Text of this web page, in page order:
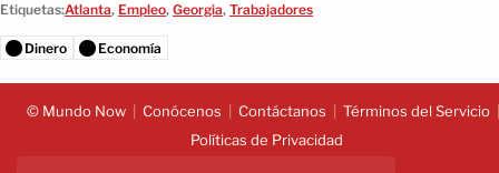
Etiquetas:Atlanta, Empleo, Georgia, Trabajadores
Dinero Economía
© Mundo Now Conócenos Contáctanos
Términos del Servicio
Políticas de Privacidad